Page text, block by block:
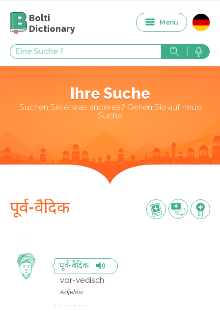
Bolti
Dictionary
Menu
Ihre Suche
Suchen Sie etwas anderes? Gehen Sie auf neue
Suche
पूर्व-वैदिक
पूर्व-वैदिक
vor-vedisch
Adjektiv